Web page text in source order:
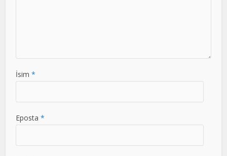
İsim *
Eposta *